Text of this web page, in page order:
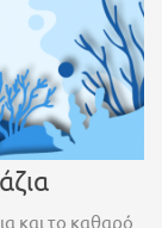
και το καθαρό